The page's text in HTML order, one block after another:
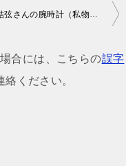
羽生結弦さんの腕時計（私物・番組着用モデル）
合には、こちらの誤字
絡ください。